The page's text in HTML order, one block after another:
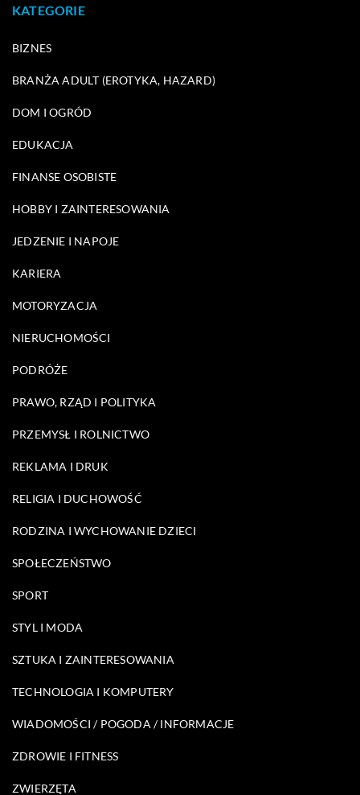
KATEGORIE
BIZNES
BRANŻA ADULT (EROTYKA, HAZARD)
DOM I OGRÓD
EDUKACJA
FINANSE OSOBISTE
HOBBY I ZAINTERESOWANIA
JEDZENIE I NAPOJE
KARIERA
MOTORYZACJA
NIERUCHOMOŚCI
PODRÓŻE
PRAWO, RZĄD I POLITYKA
PRZEMYSŁ I ROLNICTWO
REKLAMA I DRUK
RELIGIA I DUCHOWOŚĆ
RODZINA I WYCHOWANIE DZIECI
SPOŁECZEŃSTWO
SPORT
STYL I MODA
SZTUKA I ZAINTERESOWANIA
TECHNOLOGIA I KOMPUTERY
WIADOMOŚCI / POGODA / INFORMACJE
ZDROWIE I FITNESS
ZWIERZĘTA